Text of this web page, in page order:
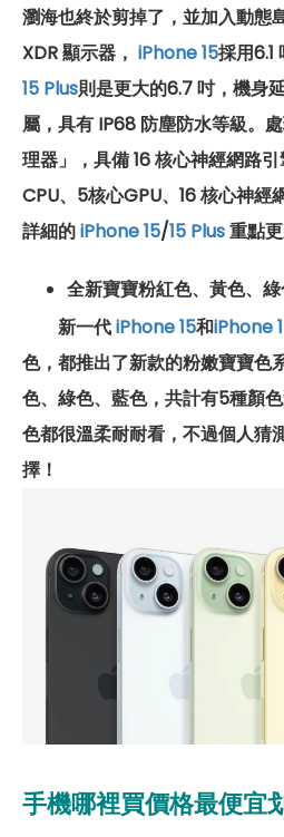
瀏海也終於剪掉了，並加入動態
XDR 顯示器， iPhone 15採用6.1
15 Plus則是更大的6.7 吋，機身
屬，具有 IP68 防塵防水等級。
理器」，具備 16 核心神經網路
CPU、5核心GPU、16 核心神經
詳細的iPhone 15/15 Plus重點更
全新寶寶粉紅色、黃色、
新一代iPhone 15和iPhone
色，都推出了新款的粉嫩寶寶色
色、綠色、藍色，共計有5種顏
色都很溫柔耐耐看，不過個人猜
擇！
手機哪裡買價格最便宜